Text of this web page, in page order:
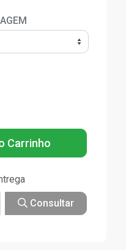
Carrinho
Consultar